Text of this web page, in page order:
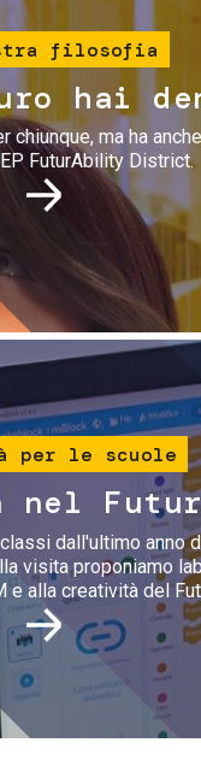
filosofia
hai
chiunque, ma ha
FuturAbility District.
Immagine
per le scuole
dall'ultimo anno
visita proponiamo
e alla creatività del